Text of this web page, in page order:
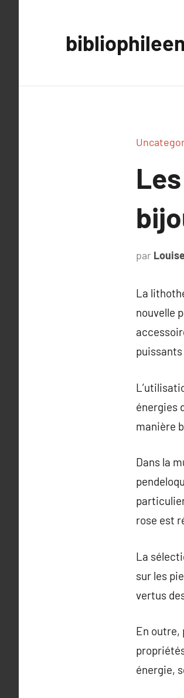
par
La
nouvelle
énergies
manière
Dans la
rose est
La
sur les
vertus
En outre,
énergie,